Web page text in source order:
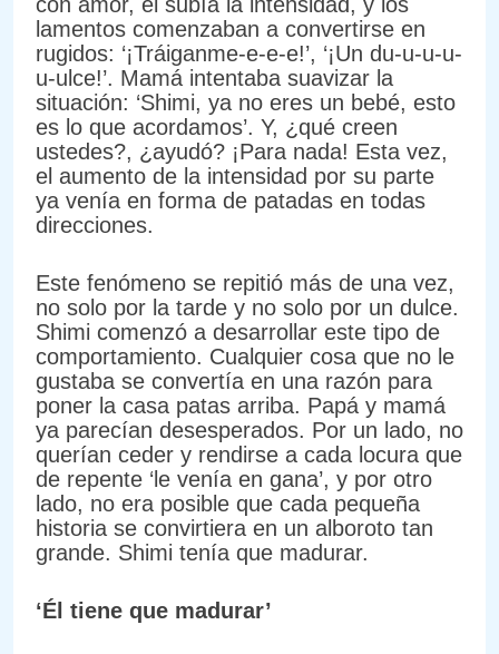
lamentos comenzaban a convertirse en
rugidos: ‘¡Tráiganme-e-e-e!’, ‘¡Un du-u-u-u-
u-ulce!’. Mamá intentaba suavizar la
situación: ‘Shimi, ya no eres un bebé, esto
es lo que acordamos’. Y, ¿qué creen
ustedes?, ¿ayudó? ¡Para nada! Esta vez,
el aumento de la intensidad por su parte
ya venía en forma de patadas en todas
direcciones.
Este fenómeno se repitió más de una vez,
no solo por la tarde y no solo por un dulce.
Shimi comenzó a desarrollar este tipo de
comportamiento. Cualquier cosa que no le
gustaba se convertía en una razón para
poner la casa patas arriba. Papá y mamá
ya parecían desesperados. Por un lado, no
querían ceder y rendirse a cada locura que
de repente ‘le venía en gana’, y por otro
lado, no era posible que cada pequeña
historia se convirtiera en un alboroto tan
grande. Shimi tenía que madurar.
‘Él tiene que madurar’